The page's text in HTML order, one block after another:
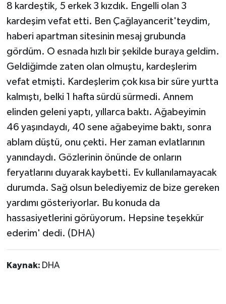
8 kardeştik, 5 erkek 3 kızdık. Engelli olan 3
kardeşim vefat etti. Ben Çağlayancerit'teydim,
haberi apartman sitesinin mesaj grubunda
gördüm. O esnada hızlı bir şekilde buraya geldim.
Geldiğimde zaten olan olmuştu, kardeşlerim
vefat etmişti. Kardeşlerim çok kısa bir süre yurtta
kalmıştı, belki 1 hafta sürdü sürmedi. Annem
elinden geleni yaptı, yıllarca baktı. Ağabeyimin
46 yaşındaydı, 40 sene ağabeyime baktı, sonra
ablam düştü, onu çekti. Her zaman evlatlarının
yanındaydı. Gözlerinin önünde de onların
feryatlarını duyarak kaybetti. Ev kullanılamayacak
durumda. Sağ olsun belediyemiz de bize gereken
yardımı gösteriyorlar. Bu konuda da
hassasiyetlerini görüyorum. Hepsine teşekkür
ederim' dedi. (DHA)
Kaynak: DHA